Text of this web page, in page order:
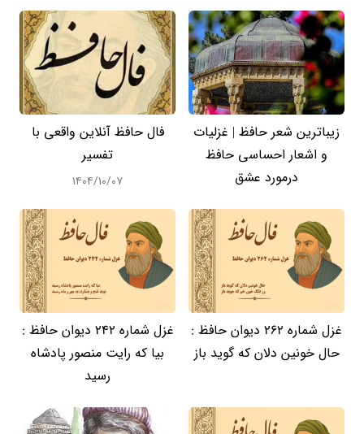
زیباترین شعر حافظ | غزلیات
و اشعار احساسی حافظ
درمورد عشق
فال حافظ آنلاین واقعی با
تفسیر
۱۴۰۴/۱۰/۰۷
غزل شماره 262 دیوان حافظ :
حال خونین دلان که گوید باز
غزل شماره 242 دیوان حافظ :
بیا که رایت منصور پادشاه
رسید